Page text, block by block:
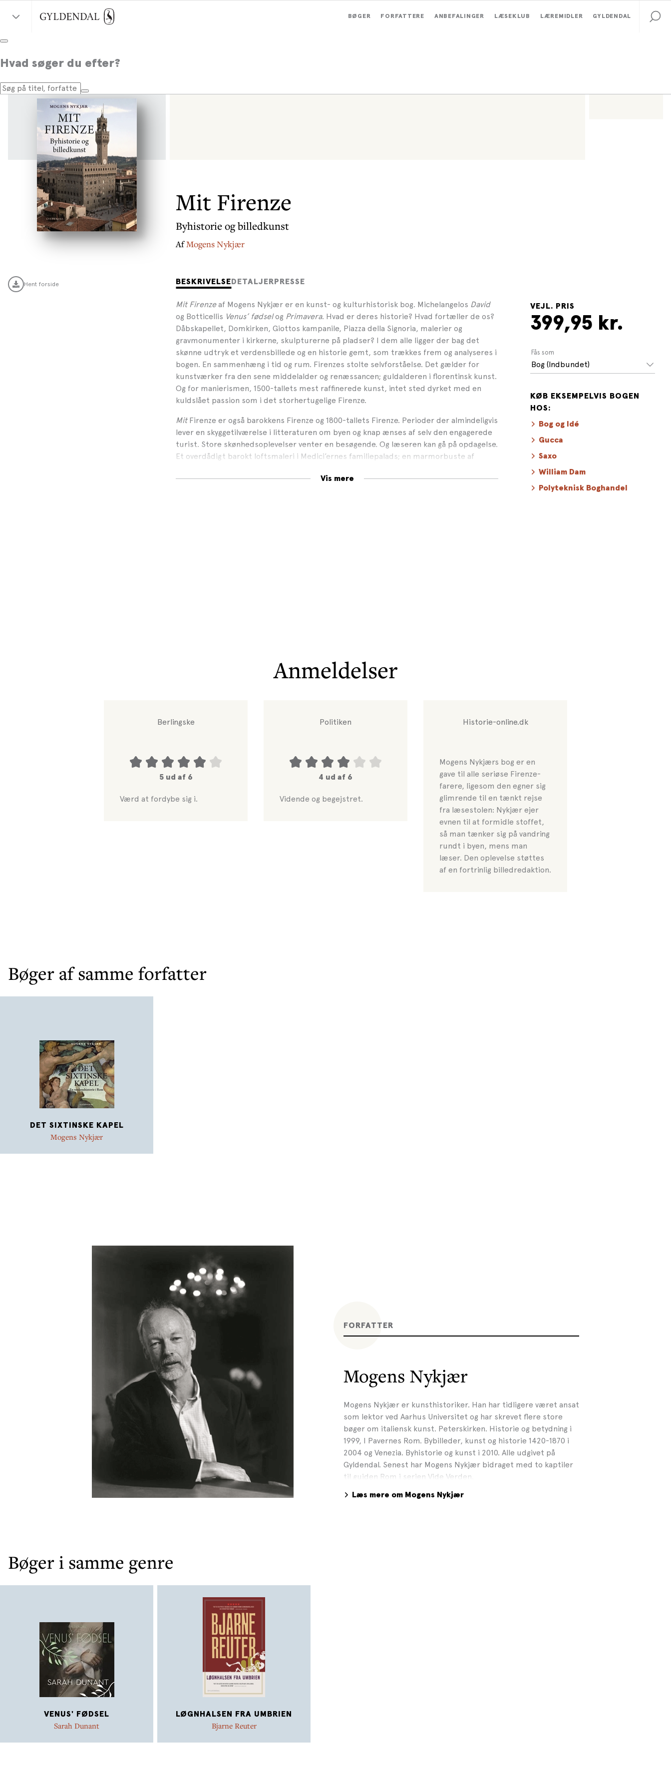
BØGER FORFATTERE ANBEFALINGER LÆSEKLUB LÆREMIDLER GYLDENDAL
Hvad søger du efter?
Mit Firenze
Byhistorie og billedkunst
AfMogens Nykjær
Hent forside BESKRIVELSE DETALJER PRESSE
Mit Firenzeaf Mogens Nykjær er en kunst- og kulturhistorisk bog. Michelangelos David
og Botticellis Venus’ fødselog Primavera. Hvad er deres historie? Hvad fortæller de os?
Dåbskapellet, Domkirken, Giottos kampanile, Piazza della Signoria, malerier og
gravmonumenter i kirkerne, skulpturerne på pladser? I dem alle ligger der bag det
skønne udtryk et verdensbillede og en historie gemt, som trækkes frem og analyseres i
bogen. En sammenhæng i tid og rum. Firenzes stolte selvforståelse. Det gælder for
kunstværker fra den sene middelalder og renæssancen; guldalderen i florentinsk kunst.
Og for manierismen, 1500-tallets mest raffinerede kunst, intet sted dyrket med en
kuldslået passion som i det storhertugelige Firenze.
Mit Firenze er også barokkens Firenze og 1800-tallets Firenze. Perioder der almindeligvis
lever en skyggetilværelse i litteraturen om byen og knap ænses af selv den engagerede
turist. Store skønhedsoplevelser venter en besøgende. Og læseren kan gå på opdagelse.
Et overdådigt barokt loftsmaleri i Medici’ernes familiepalads; en marmorbuste af
den sidste Medici. Hvad er deres fortælling? Hvad vil de os?I Macchiaiolihedder en
Vis mere
VEJL. PRIS
399,95 kr.
Fås som
Bog (Indbundet)
KØB EKSEMPELVIS BOGEN
HOS:
Bog og Idé
Gucca
Saxo
William Dam
Polyteknisk Boghandel
Anmeldelser
Berlingske
5 ud af 6
Værd at fordybe sig i.
Politiken
4 ud af 6
Vidende og begejstret.
Historie-online.dk
Mogens Nykjærs bog er en
gave til alle seriøse Firenze-
farere, ligesom den egner sig
glimrende til en tænkt rejse
fra læsestolen: Nykjær ejer
evnen til at formidle stoffet,
så man tænker sig på vandring
rundt i byen, mens man
læser. Den oplevelse støttes
af en fortrinlig billedredaktion.
Bøger af samme forfatter
DET SIXTINSKE KAPEL
Mogens Nykjær
FORFATTER
Mogens Nykjær
Mogens Nykjær er kunsthistoriker. Han har tidligere været ansat
som lektor ved Aarhus Universitet og har skrevet flere store
bøger om italiensk kunst. Peterskirken. Historie og betydning i
1999, I Pavernes Rom. Bybilleder, kunst og historie 1420-1870 i
2004 og Venezia. Byhistorie og kunst i 2010. Alle udgivet på
Gyldendal. Senest har Mogens Nykjær bidraget med to kaptiler
til guiden Rom i serien Vide Verden.
Læs mere om Mogens Nykjær
Bøger i samme genre
VENUS' FØDSEL
Sarah Dunant
LØGNHALSEN FRA UMBRIEN
Bjarne Reuter